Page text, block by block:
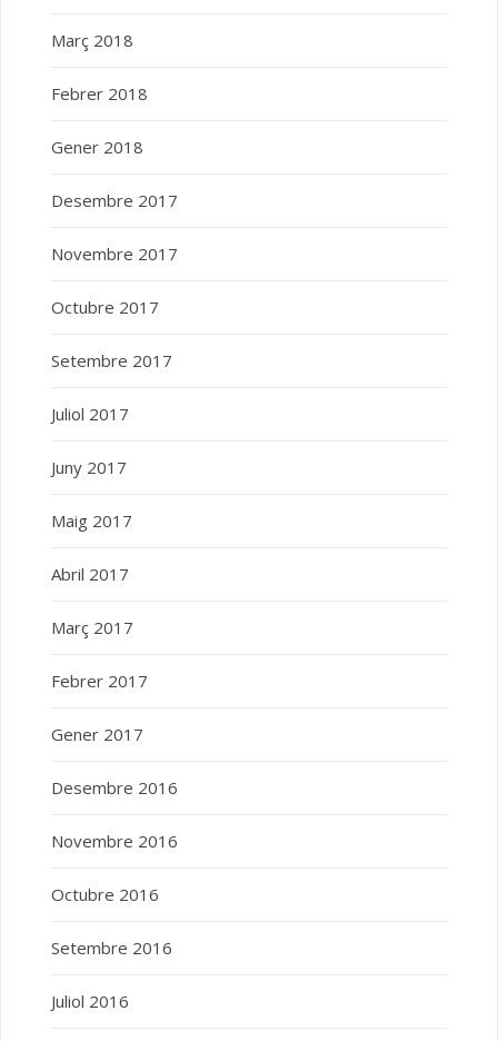
Març 2018
Febrer 2018
Gener 2018
Desembre 2017
Novembre 2017
Octubre 2017
Setembre 2017
Juliol 2017
Juny 2017
Maig 2017
Abril 2017
Març 2017
Febrer 2017
Gener 2017
Desembre 2016
Novembre 2016
Octubre 2016
Setembre 2016
Juliol 2016